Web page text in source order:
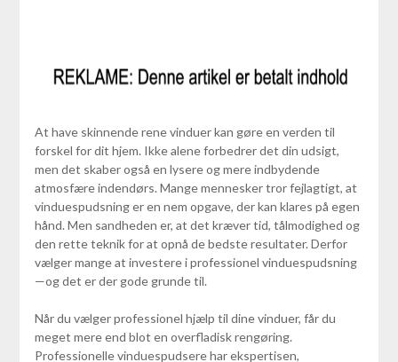
At have skinnende rene vinduer kan gøre en verden til
forskel for dit hjem. Ikke alene forbedrer det din udsigt,
men det skaber også en lysere og mere indbydende
atmosfære indendørs. Mange mennesker tror fejlagtigt, at
vinduespudsning er en nem opgave, der kan klares på egen
hånd. Men sandheden er, at det kræver tid, tålmodighed og
den rette teknik for at opnå de bedste resultater. Derfor
vælger mange at investere i professionel vinduespudsning
—og det er der gode grunde til.
Når du vælger professionel hjælp til dine vinduer, får du
meget mere end blot en overfladisk rengøring.
Professionelle vinduespudsere har ekspertisen,